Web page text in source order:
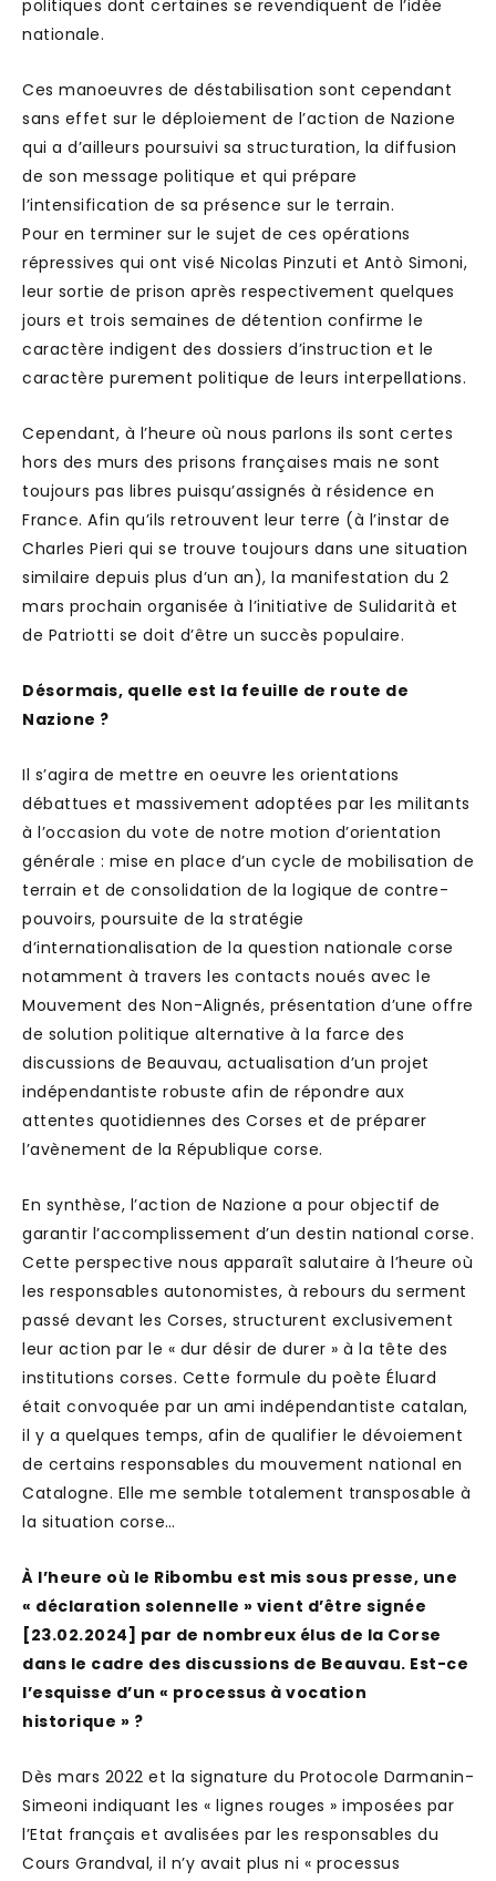
politiques dont certaines se revendiquent de l’idée
nationale.
Ces manoeuvres de déstabilisation sont cependant
sans effet sur le déploiement de l’action de Nazione
qui a d’ailleurs poursuivi sa structuration, la diffusion
de son message politique et qui prépare
l’intensification de sa présence sur le terrain.
Pour en terminer sur le sujet de ces opérations
répressives qui ont visé Nicolas Pinzuti et Antò Simoni,
leur sortie de prison après respectivement quelques
jours et trois semaines de détention confirme le
caractère indigent des dossiers d’instruction et le
caractère purement politique de leurs interpellations.
Cependant, à l’heure où nous parlons ils sont certes
hors des murs des prisons françaises mais ne sont
toujours pas libres puisqu’assignés à résidence en
France. Afin qu’ils retrouvent leur terre (à l’instar de
Charles Pieri qui se trouve toujours dans une situation
similaire depuis plus d’un an), la manifestation du 2
mars prochain organisée à l’initiative de Sulidarità et
de Patriotti se doit d’être un succès populaire.
Désormais, quelle est la feuille de route de
Nazione ?
Il s’agira de mettre en oeuvre les orientations
débattues et massivement adoptées par les militants
à l’occasion du vote de notre motion d’orientation
générale : mise en place d’un cycle de mobilisation de
terrain et de consolidation de la logique de contre-
pouvoirs, poursuite de la stratégie
d’internationalisation de la question nationale corse
notamment à travers les contacts noués avec le
Mouvement des Non-Alignés, présentation d’une offre
de solution politique alternative à la farce des
discussions de Beauvau, actualisation d’un projet
indépendantiste robuste afin de répondre aux
attentes quotidiennes des Corses et de préparer
l’avènement de la République corse.
En synthèse, l’action de Nazione a pour objectif de
garantir l’accomplissement d’un destin national corse.
Cette perspective nous apparaît salutaire à l’heure où
les responsables autonomistes, à rebours du serment
passé devant les Corses, structurent exclusivement
leur action par le « dur désir de durer » à la tête des
institutions corses. Cette formule du poète Éluard
était convoquée par un ami indépendantiste catalan,
il y a quelques temps, afin de qualifier le dévoiement
de certains responsables du mouvement national en
Catalogne. Elle me semble totalement transposable à
la situation corse…
À l’heure où le Ribombu est mis sous presse, une
« déclaration solennelle » vient d’être signée
[23.02.2024] par de nombreux élus de la Corse
dans le cadre des discussions de Beauvau. Est-ce
l’esquisse d’un « processus à vocation
historique » ?
Dès mars 2022 et la signature du Protocole Darmanin-
Simeoni indiquant les « lignes rouges » imposées par
l’Etat français et avalisées par les responsables du
Cours Grandval, il n’y avait plus ni « processus